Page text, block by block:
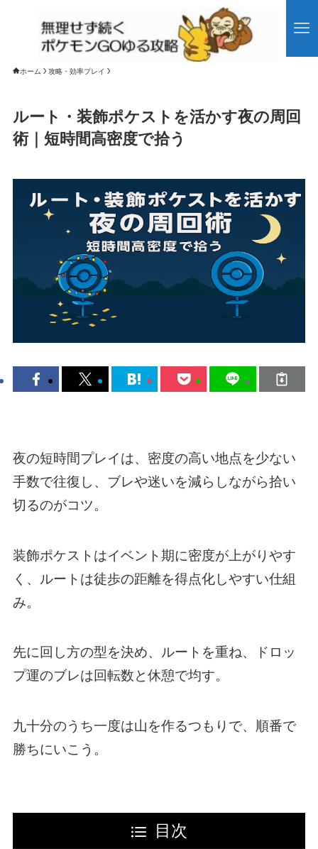
ホーム 攻略・効率プレイ
ルート・装飾ポケストを活かす夜の周回
術｜短時間高密度で拾う
夜の短時間プレイは、密度の高い地点を少ない
手数で往復し、ブレや迷いを減らしながら拾い
切るのがコツ。
装飾ポケストはイベント期に密度が上がりやす
く、ルートは徒歩の距離を得点化しやすい仕組
み。
先に回し方の型を決め、ルートを重ね、ドロッ
プ運のブレは回転数と休憩で均す。
九十分のうち一度は山を作るつもりで、順番で
勝ちにいこう。
目次